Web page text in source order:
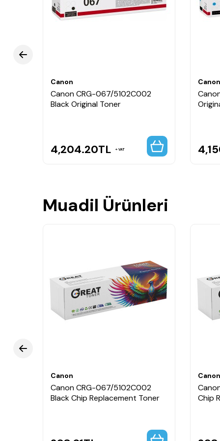
Keskin siyah metinler ve profesyonel baskı
Canon lazer yazıcılarla tam uyumlu çalışır.
Canon
Canon CRG-067/5102C002
Black Original Toner
4,204.20TL VAT
Canon
Muadil Ürünleri
Canon
Canon CRG-067/5102C002
Black Chip Replacement Toner
Canon
Chip